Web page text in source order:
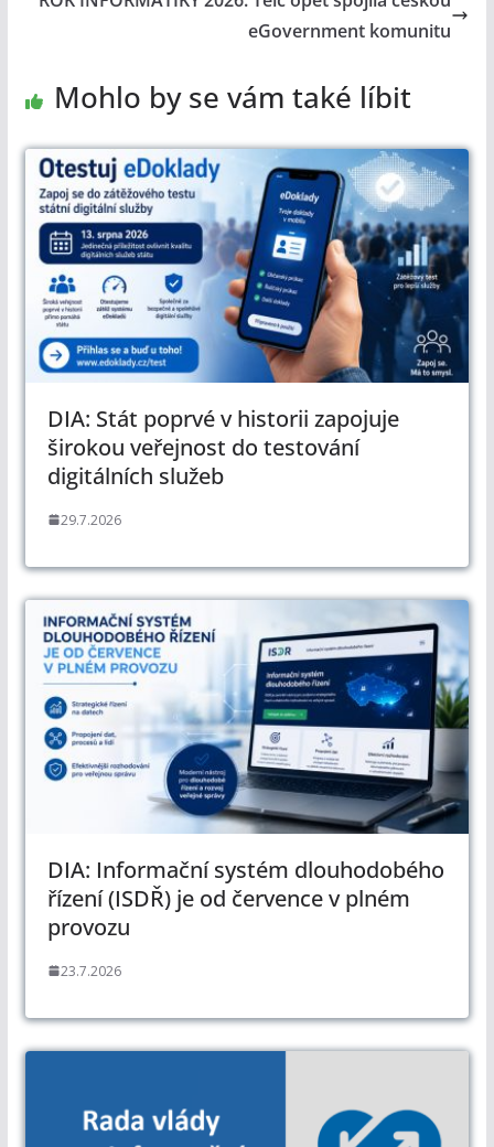
eGovernment komunitu
Mohlo by se vám také líbit
DIA: Stát poprvé v historii zapojuje
širokou veřejnost do testování
digitálních služeb
29.7.2026
DIA: Informační systém dlouhodobého
řízení (ISDŘ) je od července v plném
provozu
23.7.2026